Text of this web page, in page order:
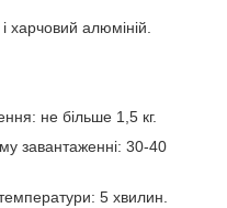
харчовий алюміній.
не більше 1,5 кг.
завантаженні: 30-40
5 хвилин.